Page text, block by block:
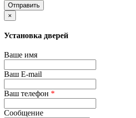
×
Установка дверей
Ваше имя
Ваш E-mail
Ваш телефон *
Сообщение